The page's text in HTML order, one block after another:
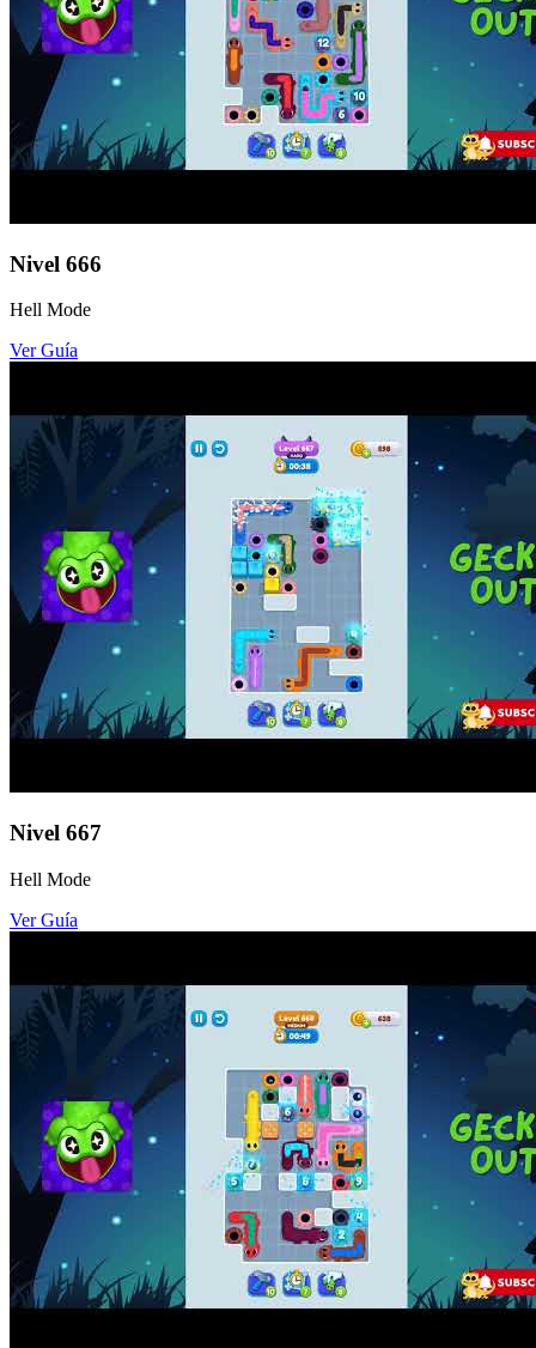
Nivel 666
Hell Mode
Ver Guía
Nivel 667
Hell Mode
Ver Guía